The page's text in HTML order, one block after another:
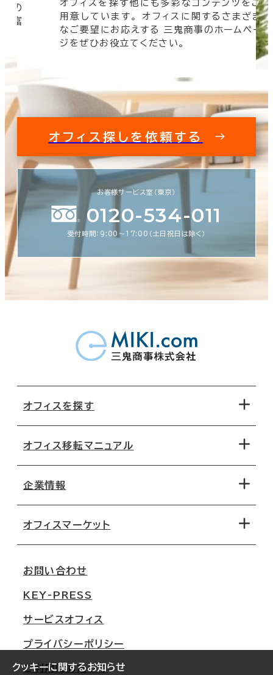
クッキーに関するお知らせ
の
豊富
オフィスを探す他にも多彩なコンテンツをご
用意しています。 オフィスに関するさまざま
なご要望にお応えする 三鬼商事のホームペー
ジをぜひお役立てください。
オフィス探しを依頼する
お客様サービス室（東京）
0120-534-011
受付時間：9:00〜17:00（土日祝日は除く）
オフィスを探す
地図から探す
路線・駅から探す
オフィス移転マニュアル
移転コストシミュレーション
移転スケジュール
オフィス移転Q&A
企業情報
オフィスマーケット
大阪
名古屋
札幌
仙台
お問い合わせ
KEY-PRESS
サービスオフィス
プライバシーポリシー
ご利用にあたって